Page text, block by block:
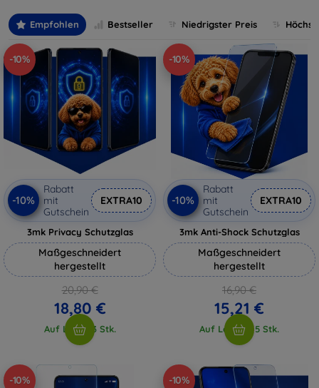
Empfohlen Bestseller Niedrigster Preis
-10%
-10%
Rabatt
mit
Gutschein
EXTRA10
3mk Privacy Schutzglas
Maßgeschneidert
hergestellt
20,90 €
18,80 €
Auf Lager 3 Stk.
-10%
-10%
Rabatt
mit
Gutschein
EXTRA10
3mk Anti-Shock Schutzglas
Maßgeschneidert
hergestellt
16,90 €
15,21 €
Auf Lager > 5 Stk.
-10% -10%